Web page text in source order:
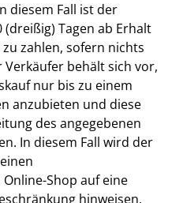
diesem Fall ist der
Tagen ab Erhalt
zahlen, sofern nichts
behält sich vor,
nur bis zu einem
anzubieten und diese
des angegebenen
In diesem Fall wird der
Shop auf eine
hinweisen.